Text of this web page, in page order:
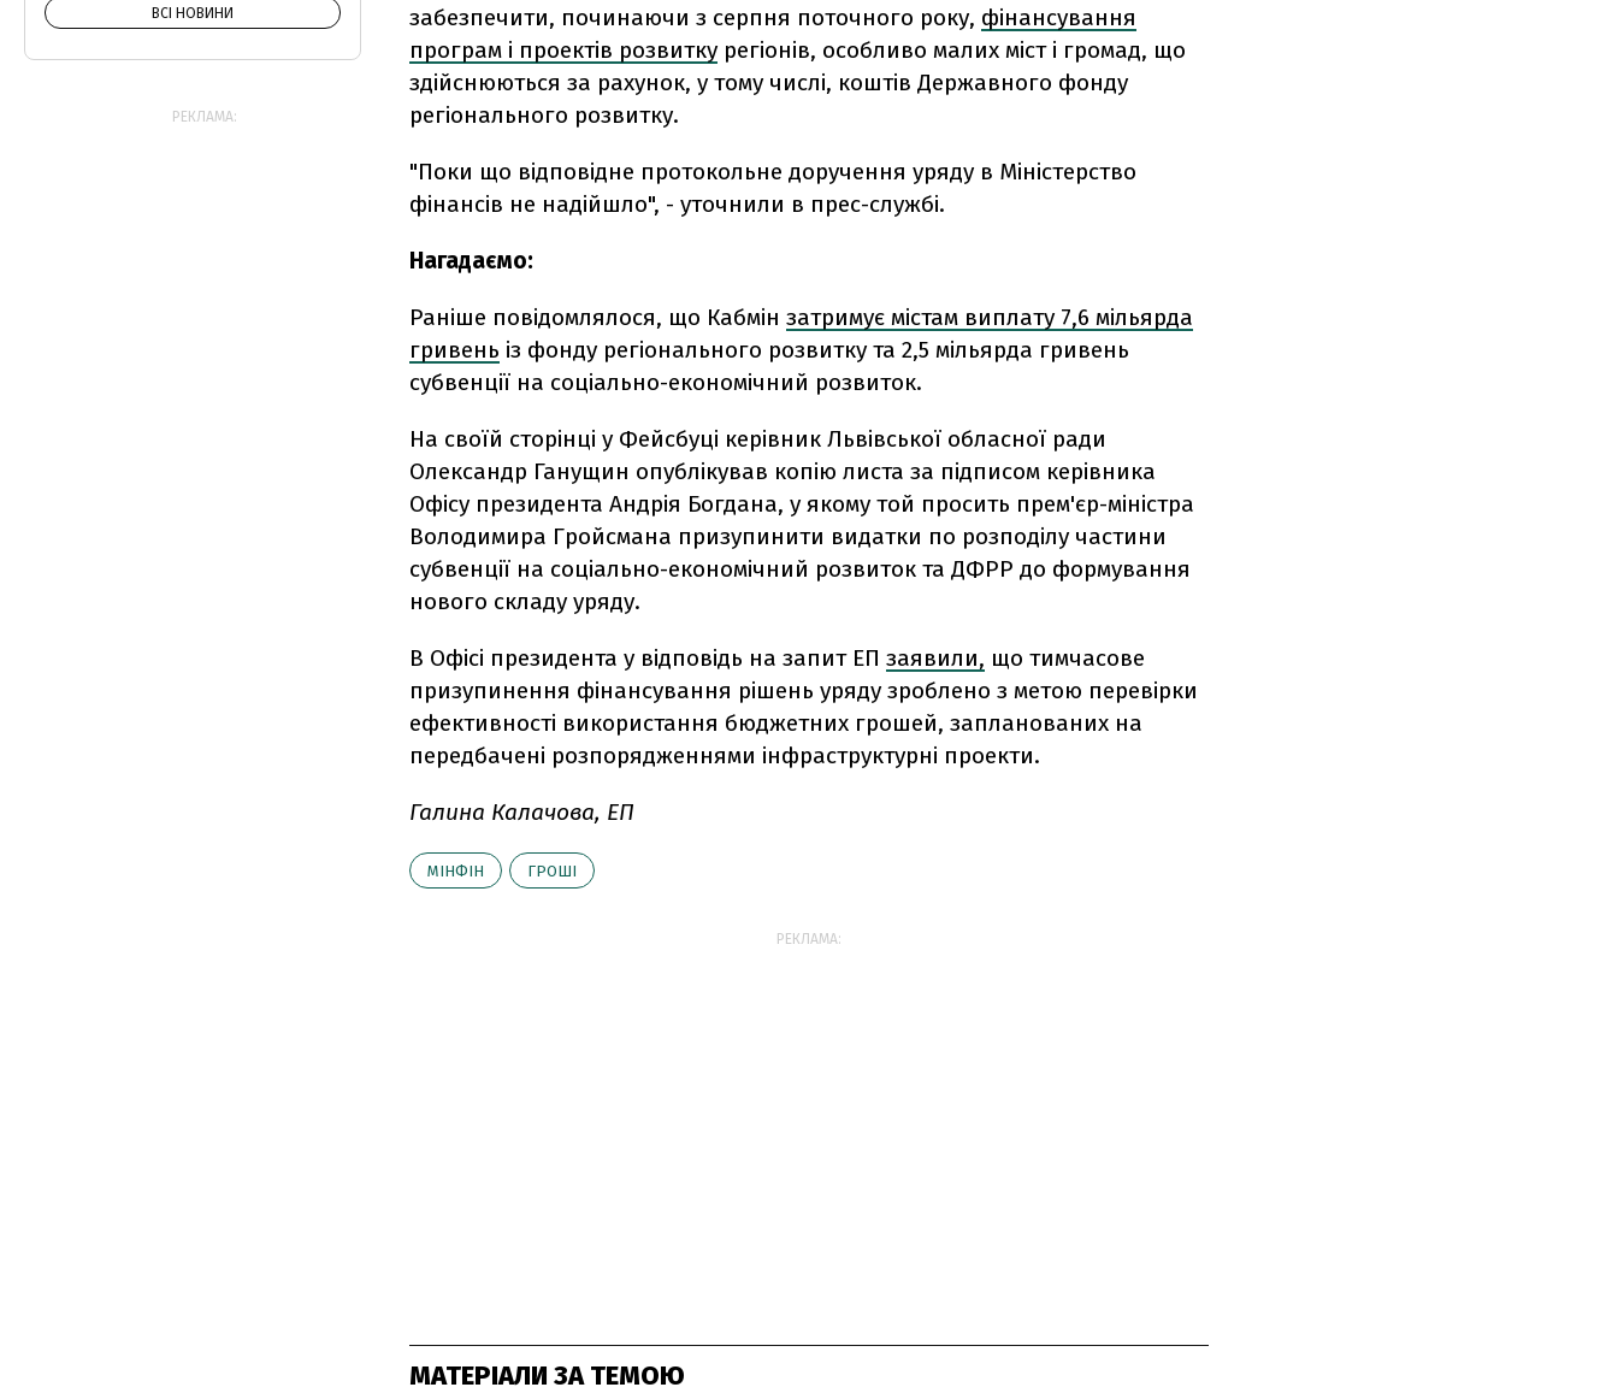
забезпечити, починаючи з серпня поточного року, фінансування
програм і проектів розвитку регіонів, особливо малих міст і громад, що
здійснюються за рахунок, у тому числі, коштів Державного фонду
регіонального розвитку.
"Поки що відповідне протокольне доручення уряду в Міністерство
фінансів не надійшло", - уточнили в прес-службі.
Нагадаємо:
Раніше повідомлялося, що Кабмін затримує містам виплату 7,6 мільярда
гривень із фонду регіонального розвитку та 2,5 мільярда гривень
субвенції на соціально-економічний розвиток.
На своїй сторінці у Фейсбуці керівник Львівської обласної ради
Олександр Ганущин опублікував копію листа за підписом керівника
Офісу президента Андрія Богдана, у якому той просить прем'єр-міністра
Володимира Гройсмана призупинити видатки по розподілу частини
субвенції на соціально-економічний розвиток та ДФРР до формування
нового складу уряду.
В Офісі президента у відповідь на запит ЕП заявили, що тимчасове
призупинення фінансування рішень уряду зроблено з метою перевірки
ефективності використання бюджетних грошей, запланованих на
передбачені розпорядженнями інфраструктурні проекти.
Галина Калачова, ЕП
МІНФІН ГРОШІ
РЕКЛАМА:
МАТЕРІАЛИ ЗА ТЕМОЮ
ВСІ НОВИНИ
РЕКЛАМА: